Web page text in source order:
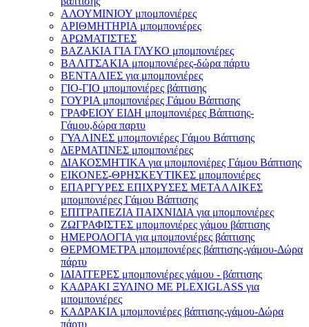
ΑΛΟΥΜΙΝΙΟΥ μπομπονιέρες
ΑΡΙΘΜΗΤΗΡΙΑ μπομπονιέρες
ΑΡΩΜΑΤΙΣΤΕΣ
ΒΑΖΑΚΙΑ ΓΙΑ ΓΛΥΚΟ μπομπονιέρες
ΒΑΛΙΤΣΑΚΙΑ μπομπονιέρες-δώρα πάρτυ
ΒΕΝΤΑΛΙΕΣ για μπομπονιέρες
ΓΙΟ-ΓΙΟ μπομπονιέρες βάπτισης
ΓΟΥΡΙΑ μπομπονιέρες Γάμου Βάπτισης
ΓΡΑΦΕΙΟΥ ΕΙΔΗ μπομπονιέρες Βάπτισης-
Γάμου,δώρα παρτυ
ΓΥΑΛΙΝΕΣ μπομπονιέρες Γάμου Βάπτισης
ΔΕΡΜΑΤΙΝΕΣ μπομπονιέρες
ΔΙΑΚΟΣΜΗΤΙΚΑ για μπομπονιέρες Γάμου Βάπτισης
ΕΙΚΟΝΕΣ-ΘΡΗΣΚΕΥΤΙΚΕΣ μπομπονιέρες
ΕΠΑΡΓΥΡΕΣ ΕΠΙΧΡΥΣΕΣ ΜΕΤΑΛΛΙΚΕΣ
μπομπονιέρες Γάμου Βάπτισης
ΕΠΙΤΡΑΠΕΖΙΑ ΠΑΙΧΝΙΔΙΑ για μπομπονιέρες
ΖΩΓΡΑΦΙΣΤΕΣ μπομπονιέρες γάμου βάπτισης
ΗΜΕΡΟΛΟΓΙΑ για μπομπονιέρες βάπτισης
ΘΕΡΜΟΜΕΤΡΑ μπομπονιέρες βάπτισης-γάμου-Δώρα
πάρτυ
ΙΔΙΑΙΤΕΡΕΣ μπομπονιέρες γάμου - βάπτισης
ΚΑΔΡΑΚΙ ΞΥΛΙΝΟ ΜΕ PLEXIGLASS για
μπομπονιέρες
ΚΑΔΡΑΚΙΑ μπομπονιέρες βάπτισης-γάμου-Δώρα
πάρτυ